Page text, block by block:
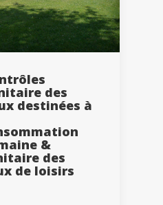
des
destinées à
&
des
de loisirs